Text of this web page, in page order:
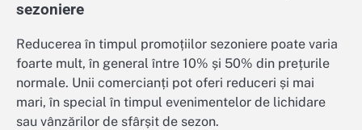
sezoniere
Reducerea în timpul promoțiilor sezoniere poate varia
foarte mult, în general între 10% și 50% din prețurile
normale. Unii comercianți pot oferi reduceri și mai
mari, în special în timpul evenimentelor de lichidare
sau vânzărilor de sfârșit de sezon.